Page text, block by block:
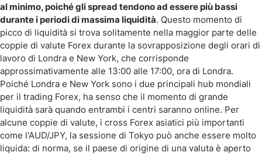
al minimo, poiché gli spread tendono ad essere più bassi
durante i periodi di massima liquidità. Questo momento di
picco di liquidità si trova solitamente nella maggior parte delle
coppie di valute Forex durante la sovrapposizione degli orari di
lavoro di Londra e New York, che corrisponde
approssimativamente alle 13:00 alle 17:00, ora di Londra.
Poiché Londra e New York sono i due principali hub mondiali
per il trading Forex, ha senso che il momento di grande
liquidità sarà quando entrambi i centri saranno online. Per
alcune coppie di valute, i cross Forex asiatici più importanti
come l'AUD/JPY, la sessione di Tokyo può anche essere molto
liquida: di norma, se il paese di origine di una valuta è aperto